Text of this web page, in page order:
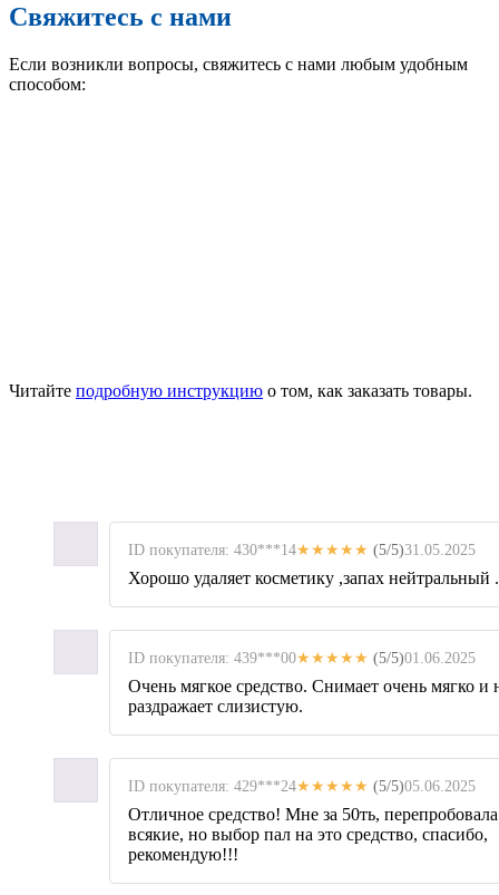
Свяжитесь с нами
Если возникли вопросы, свяжитесь с нами любым удобным
способом:
Читайте подробную инструкцию о том, как заказать товары.
ID покупателя: 430***14★★★★★ (5/5)31.05.2025
Хорошо удаляет косметику ,запах нейтральный .
ID покупателя: 439***00★★★★★ (5/5)01.06.2025
Очень мягкое средство. Снимает очень мягко и
раздражает слизистую.
ID покупателя: 429***24★★★★★ (5/5)05.06.2025
Отличное средство! Мне за 50ть, перепробовала
всякие, но выбор пал на это средство, спасибо,
рекомендую!!!